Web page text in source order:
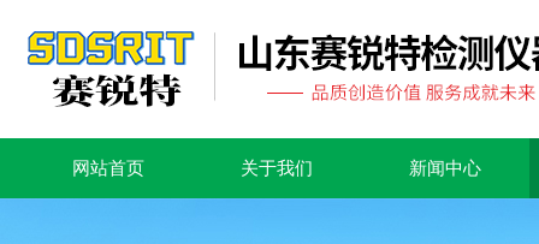
网站首页 关于我们 新闻中心